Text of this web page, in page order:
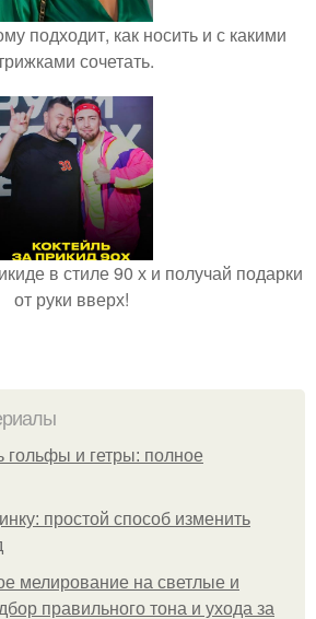
подходит, как носить и с какими
сочетать.
в стиле 90 х и получай подарки
от руки вверх!
гольфы и гетры: полное
простой способ изменить
мелирование на светлые и
правильного тона и ухода за